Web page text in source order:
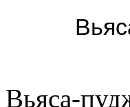
Вьяса-